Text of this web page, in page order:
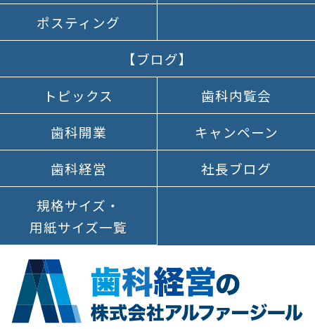
ポスティング
【ブログ】
トピックス
歯科内覧会
歯科開業
キャンペーン
歯科経営
社長ブログ
規格サイズ ・
用紙サイズ一覧